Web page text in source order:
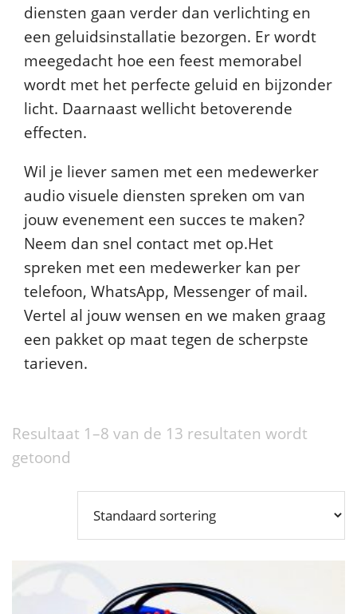
diensten gaan verder dan verlichting en
een geluidsinstallatie bezorgen. Er wordt
meegedacht hoe een feest memorabel
wordt met het perfecte geluid en bijzonder
licht. Daarnaast wellicht betoverende
effecten.
Wil je liever samen met een medewerker
audio visuele diensten spreken om van
jouw evenement een succes te maken?
Neem dan snel contact met op.Het
spreken met een medewerker kan per
telefoon, WhatsApp, Messenger of mail.
Vertel al jouw wensen en we maken graag
een pakket op maat tegen de scherpste
tarieven.
Resultaat 1–8 van de 13 resultaten wordt
getoond